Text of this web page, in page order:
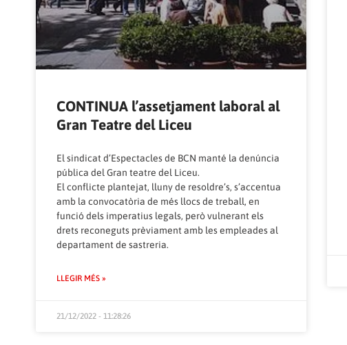
CONTINUA l’assetjament laboral al
Gran Teatre del Liceu
El sindicat d’Espectacles de BCN manté la denúncia
pública del Gran teatre del Liceu.
El conflicte plantejat, lluny de resoldre’s, s’accentua
amb la convocatòria de més llocs de treball, en
funció dels imperatius legals, però vulnerant els
drets reconeguts prèviament amb les empleades al
departament de sastreria.
LLEGIR MÉS »
21/12/2022 - 11:28:26